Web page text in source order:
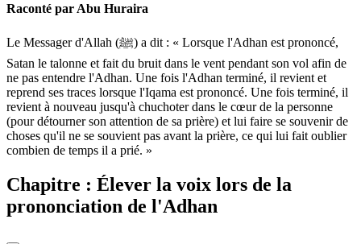
Raconté par Abu Huraira
Le Messager d'Allah (ﷺ) a dit : « Lorsque l'Adhan est prononcé,
Satan le talonne et fait du bruit dans le vent pendant son vol afin de
ne pas entendre l'Adhan. Une fois l'Adhan terminé, il revient et
reprend ses traces lorsque l'Iqama est prononcé. Une fois terminé, il
revient à nouveau jusqu'à chuchoter dans le cœur de la personne
(pour détourner son attention de sa prière) et lui faire se souvenir de
choses qu'il ne se souvient pas avant la prière, ce qui lui fait oublier
combien de temps il a prié. »
Chapitre : Élever la voix lors de la
prononciation de l'Adhan